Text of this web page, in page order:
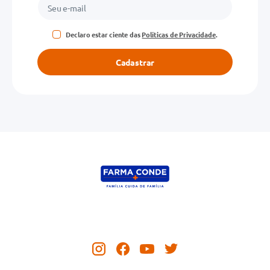
Declaro estar ciente dasPolíticas de Privacidade.
Cadastrar